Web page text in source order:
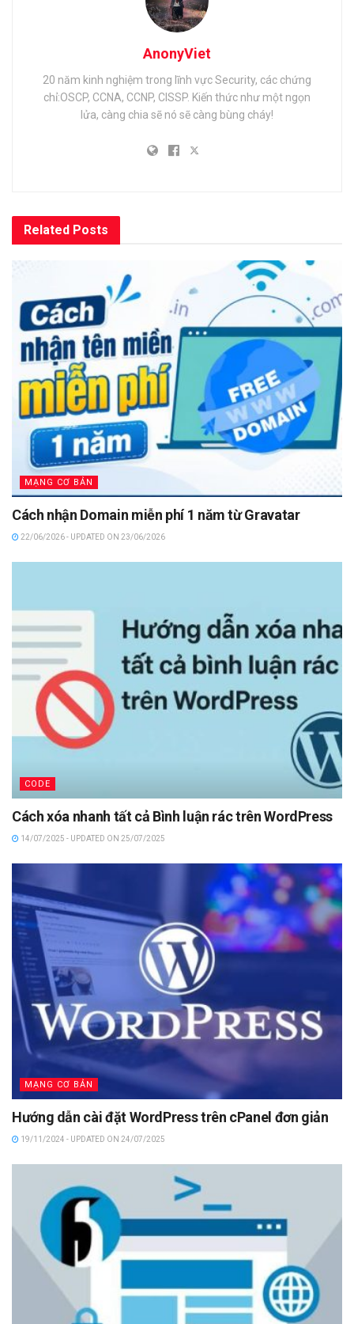
AnonyViet
20 năm kinh nghiệm trong lĩnh vực Security, các chứng
chỉ:OSCP, CCNA, CCNP, CISSP. Kiến thức như một ngọn
lửa, càng chia sẽ nó sẽ càng bùng cháy!
Related Posts
MẠNG CƠ BẢN
Cách nhận Domain miễn phí 1 năm từ Gravatar
22/06/2026 - UPDATED ON 23/06/2026
CODE
Cách xóa nhanh tất cả Bình luận rác trên WordPress
14/07/2025 - UPDATED ON 25/07/2025
MẠNG CƠ BẢN
Hướng dẫn cài đặt WordPress trên cPanel đơn giản
19/11/2024 - UPDATED ON 24/07/2025